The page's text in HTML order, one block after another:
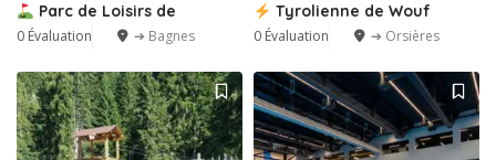
Parc de Loisirs de
0 Évaluation ➔ Bagnes
Tyrolienne de Wouf
0 Évaluation ➔ Orsières